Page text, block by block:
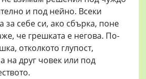
и под нейно. Всеки
за себе си, ако сбърка, поне
че грешката е негова. По-
отколкото глупост,
на друг човек или под